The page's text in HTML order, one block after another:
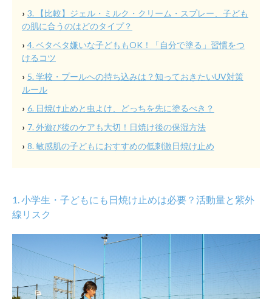
3. 【比較】ジェル・ミルク・クリーム・スプレー、子ども
の肌に合うのはどのタイプ？
4. ベタベタ嫌いな子どももOK！「自分で塗る」習慣をつ
けるコツ
5. 学校・プールへの持ち込みは？知っておきたいUV対策
ルール
6. 日焼け止めと虫よけ、どっちを先に塗るべき？
7. 外遊び後のケアも大切！日焼け後の保湿方法
8. 敏感肌の子どもにおすすめの低刺激日焼け止め
1. 小学生・子どもにも日焼け止めは必要？活動量と紫外
線リスク